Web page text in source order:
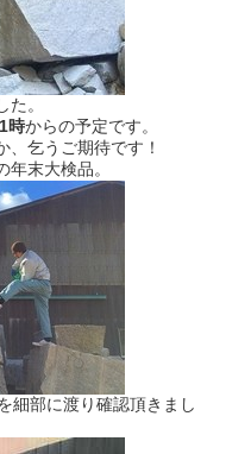
。
時からの予定です。
、乞うご期待です！
末大検品。
細部に渡り確認頂きまし